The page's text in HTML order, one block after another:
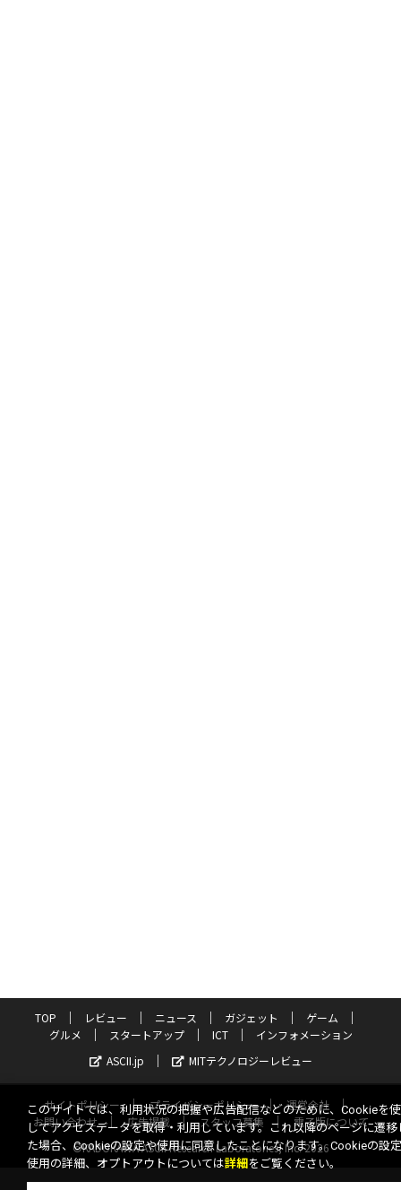
TOP レビュー ニュース ガジェット
ゲーム
グルメ
スタートアップ ICT
インフォメーション
ASCII.jp
MITテクノロジーレビュー
サイトポリシー プライバシーポリシー
運営会社
お問い合わせ
広告掲載 スタッフ募集
電子版について
©KADOKAWA ASCII Research Laboratories, Inc. 2026
このサイトでは、利用状況の把握や広告配信などのために、Cookieを
してアクセスデータを取得・利用しています。これ以降のページに遷移
た場合、Cookieの設定や使用に同意したことになります。Cookieの設
使用の詳細、オプトアウトについては詳細 をご覧ください。